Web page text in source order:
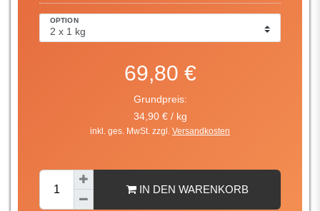
OPTION
69,80 €
Grundpreis:
34,90 € / kg
inkl. ges. MwSt. zzgl. Versandkosten
IN DEN WARENKORB